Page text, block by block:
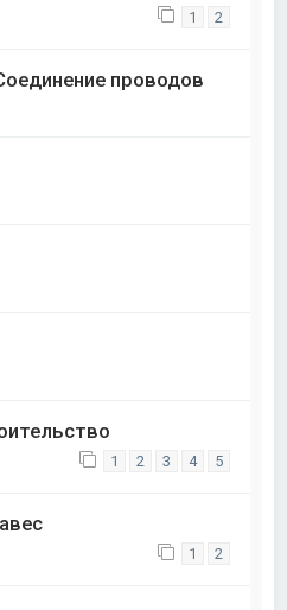
1 2
проводов
1 2 3 4 5
1 2